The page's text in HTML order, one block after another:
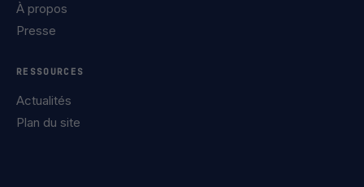
À propos
Presse
RESSOURCES
Actualités
Plan du site